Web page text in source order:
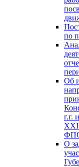
по
Об
г.г.
О